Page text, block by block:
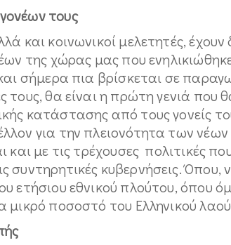
τους
και κοινωνικοί μελετητές,
της χώρας μας που
σήμερα πια βρίσκεται σε
τους, θα είναι η πρώτη γενιά που
κατάστασης από τους γονείς
για την πλειονότητα των
και με τις τρέχουσες πολιτικές
συντηρητικές κυβερνήσεις. Όπου,
ετήσιου εθνικού πλούτου, όπου
μικρό ποσοστό του Ελληνικού